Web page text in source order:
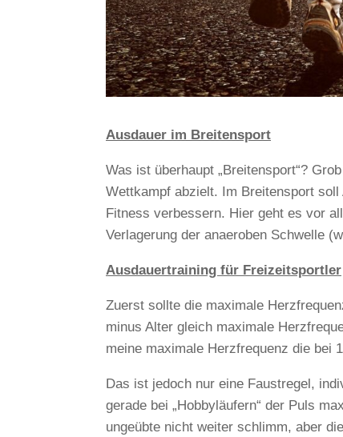
Ausdauer im Breitensport
Was ist überhaupt „Breitensport“?
Wettkampf abzielt. Im Breitensport
Fitness verbessern. Hier geht es vor
Verlagerung der anaeroben Schwelle
Ausdauertraining für Freizeitsportler
Zuerst sollte die maximale
minus Alter gleich maximale
meine maximale Herzfrequenz die bei
Das ist jedoch nur eine Faustregel,
gerade bei „Hobbyläufern“ der Puls
ungeübte nicht weiter schlimm, aber